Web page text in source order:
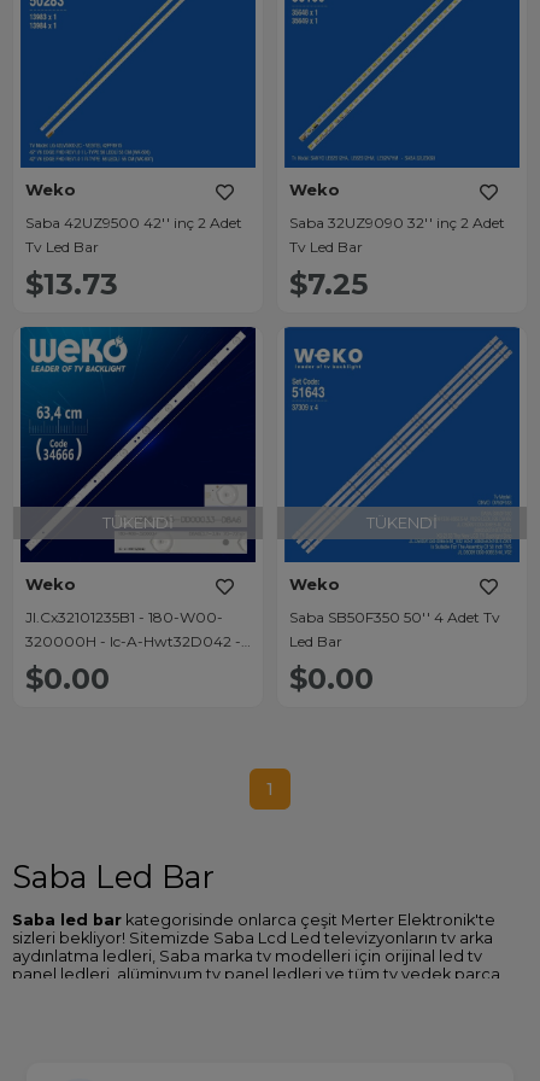
Weko
Saba 42UZ9500 42'' inç 2 Adet
Tv Led Bar
$13.73
Weko
Saba 32UZ9090 32'' inç 2 Adet
Tv Led Bar
$7.25
TÜKENDI
Weko
Jl.Cx32101235B1 - 180-W00-
320000H - Ic-A-Hwt32D042 -
63.4 Cm 10 Ledli - (Wk-70)
$0.00
TÜKENDI
Weko
Saba SB50F350 50'' 4 Adet Tv
Led Bar
$0.00
1
Saba Led Bar
Saba led bar kategorisinde onlarca çeşit Merter Elektronik'te
sizleri bekliyor! Sitemizde Saba Lcd Led televizyonların tv arka
aydınlatma ledleri, Saba marka tv modelleri için orijinal led tv
panel ledleri, alüminyum tv panel ledleri ve tüm tv yedek parça